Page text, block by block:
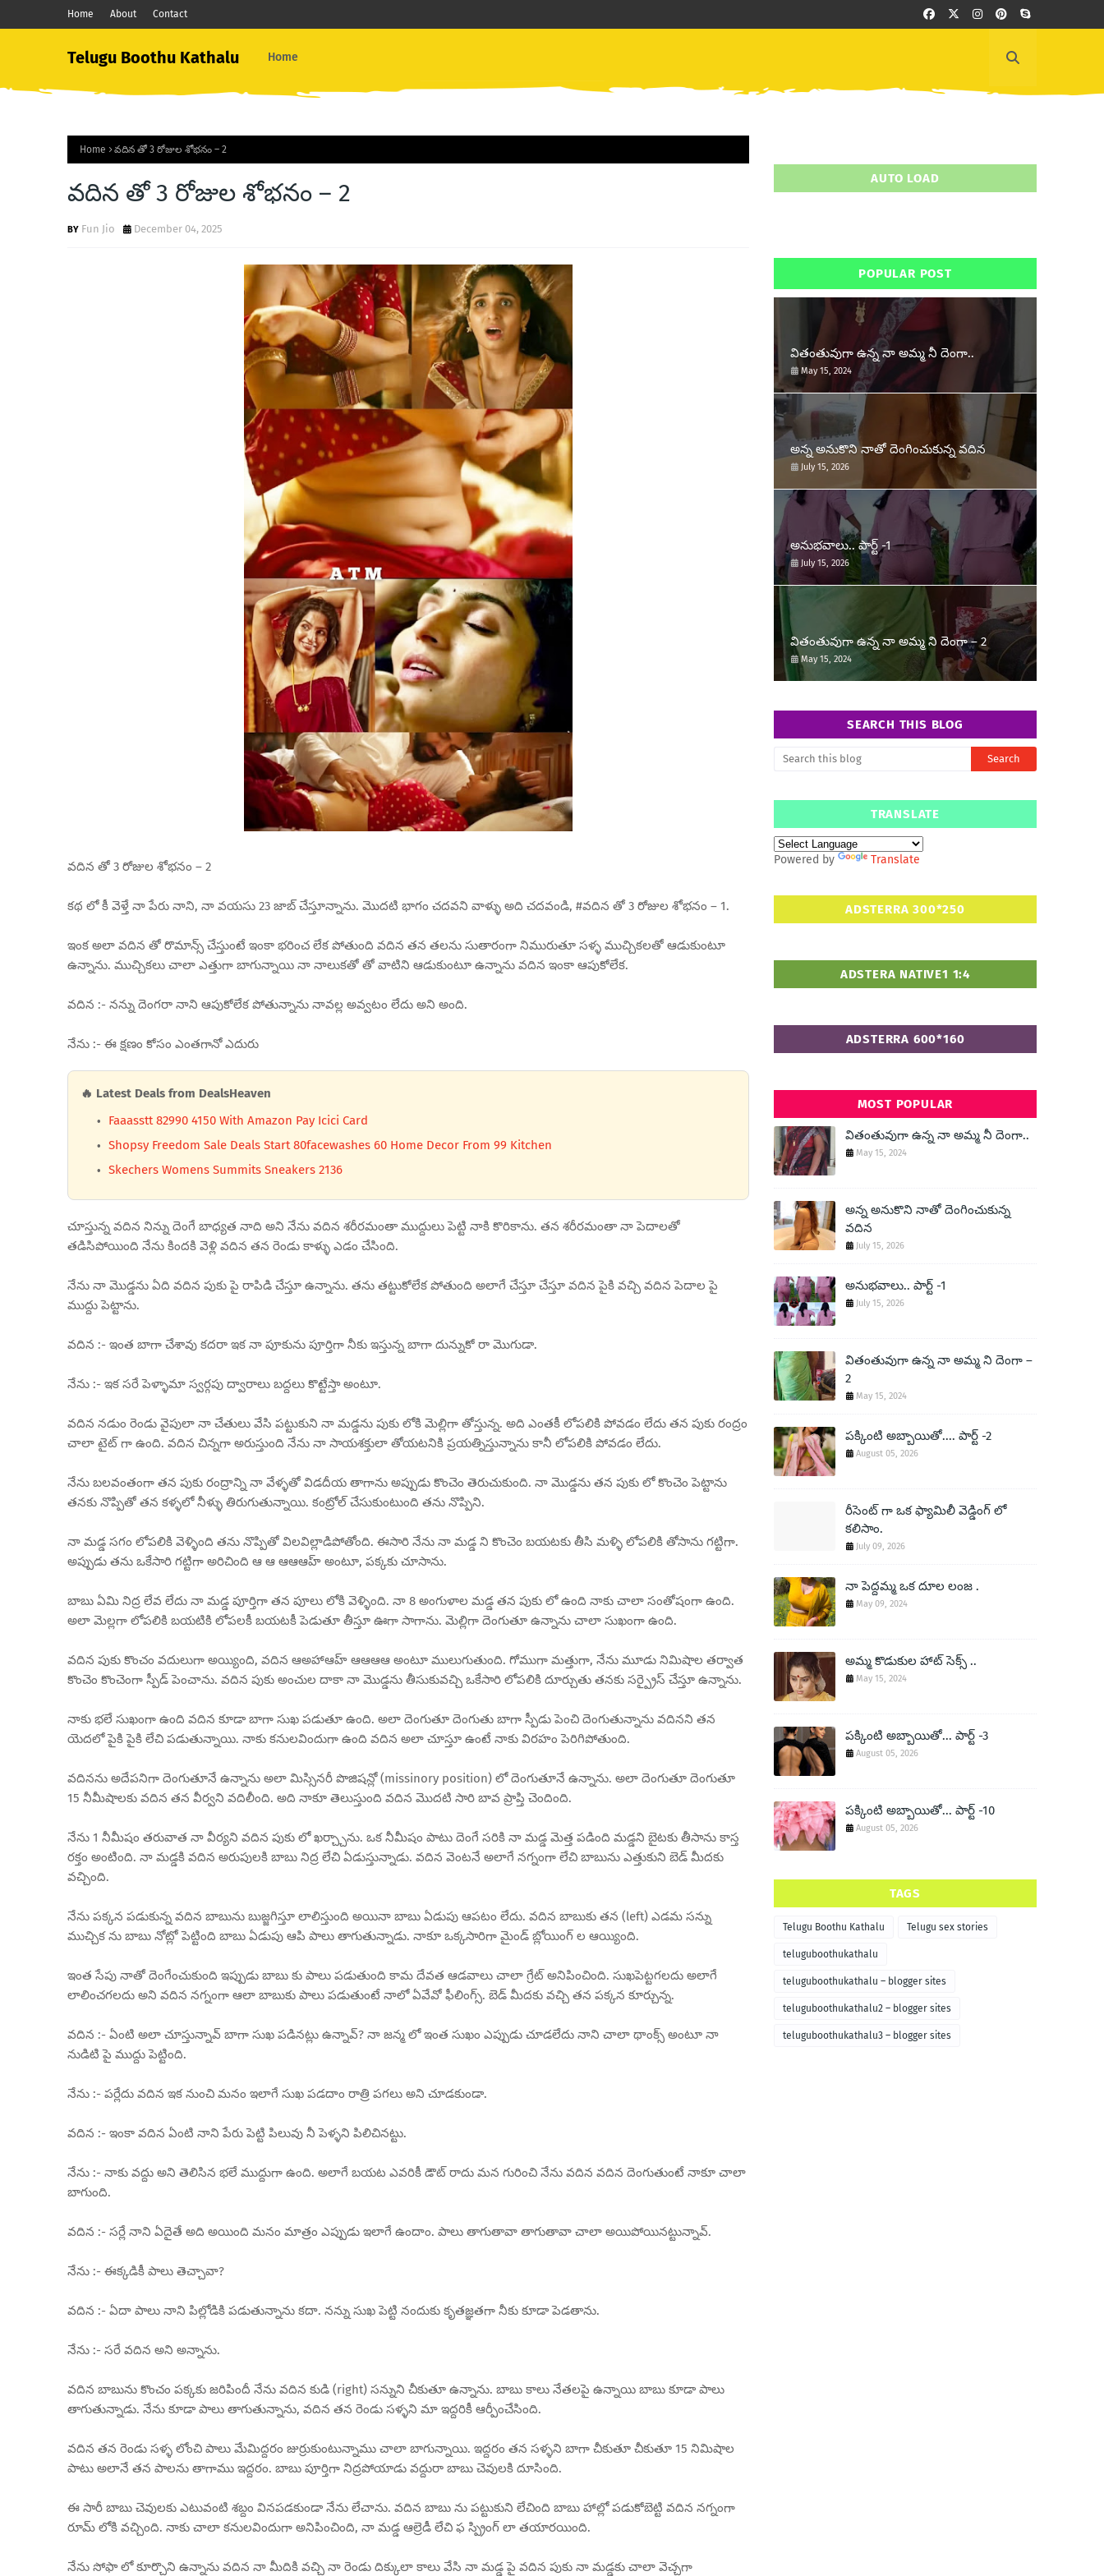
Home About Contact
Telugu Boothu Kathalu Home
Home వదిన తో 3 రోజుల శోభనం – 2
వదిన తో 3 రోజుల శోభనం – 2
Fun Jio December 04, 2025
వదిన తో 3 రోజుల శోభనం – 2
కథ లో కీ వెళ్తే నా పేరు నాని, నా వయసు 23 జాబ్ చేస్తూన్నాను. మొదటి భాగం చదవని వాళ్ళు అది చదవండి, #వదిన తో 3 రోజుల శోభనం – 1.
ఇంక అలా వదిన తో రొమాన్స్ చేస్తుంటే ఇంకా భరించ లేక పోతుంది వదిన తన తలను సుతారంగా నిమురుతూ సళ్ళ ముచ్చికలతో ఆడుకుంటూ
ఉన్నాను. ముచ్చికలు చాలా ఎత్తుగా బాగున్నాయి నా నాలుకతో తో వాటిని ఆడుకుంటూ ఉన్నాను వదిన ఇంకా ఆపుకోలేక.
వదిన :- నన్ను దెంగరా నాని ఆపుకోలేక పోతున్నాను నావల్ల అవ్వటం లేదు అని అంది.
నేను :- ఈ క్షణం కోసం ఎంతగానో ఎదురు
🔥 Latest Deals from DealsHeaven
Faaasstt 82990 4150 With Amazon Pay Icici Card
Shopsy Freedom Sale Deals Start 80facewashes 60 Home Decor From 99 Kitchen
Skechers Womens Summits Sneakers 2136
చూస్తున్న వదిన నిన్ను దెంగే బాధ్యత నాది అని నేను వదిన శరీరమంతా ముద్దులు పెట్టి నాకి కొరికాను. తన శరీరమంతా నా పెదాలతో
తడిసిపోయింది నేను కిందకి వెళ్లి వదిన తన రెండు కాళ్ళు ఎడం చేసింది.
నేను నా మొడ్డను ఏది వదిన పుకు పై రాపిడి చేస్తూ ఉన్నాను. తను తట్టుకోలేక పోతుంది అలాగే చేస్తూ చేస్తూ వదిన పైకి వచ్చి వదిన పెదాల పై
ముద్దు పెట్టాను.
వదిన :- ఇంత బాగా చేశావు కదరా ఇక నా పూకును పూర్తిగా నీకు ఇస్తున్న బాగా దున్నుకో రా మొగుడా.
నేను :- ఇక సరే పెళ్ళామా స్వర్గపు ద్వారాలు బద్దలు కొట్టేస్తా అంటూ.
వదిన నడుం రెండు వైపులా నా చేతులు వేసి పట్టుకుని నా మడ్డను పుకు లోకి మెల్లిగా తోస్తున్న. అది ఎంతకీ లోపలికి పోవడం లేదు తన పుకు రంద్రం
చాలా టైట్ గా ఉంది. వదిన చిన్నగా అరుస్తుంది నేను నా సాయశక్తులా తోయటనికి ప్రయత్నిస్తున్నాను కానీ లోపలికి పోవడం లేదు.
నేను బలవంతంగా తన పుకు రంద్రాన్ని నా వేళ్ళతో విడదీయ తాగాను అప్పుడు కొంచెం తెరుచుకుంది. నా మొడ్డను తన పుకు లో కొంచెం పెట్టాను
తనకు నొప్పితో తన కళ్ళలో నీళ్ళు తిరుగుతున్నాయి. కంట్రోల్ చేసుకుంటుంది తను నొప్పిని.
నా మడ్డ సగం లోపలికి వెళ్ళింది తను నొప్పితో విలవిల్లాడిపోతోంది. ఈసారి నేను నా మడ్డ ని కొంచెం బయటకు తీసి మళ్ళి లోపలికి తోసాను గట్టిగా.
అప్పుడు తను ఒకేసారి గట్టిగా అరిచింది ఆ ఆ ఆఆఆహ్ అంటూ, పక్కకు చూసాను.
బాబు ఏమి నిద్ర లేవ లేదు నా మడ్డ పూర్తిగా తన పూలు లోకి వెళ్ళింది. నా 8 అంగుళాల మడ్డ తన పుకు లో ఉంది నాకు చాలా సంతోషంగా ఉంది.
అలా మెల్లగా లోపలికి బయటికి లోపలకీ బయటకీ పెడుతూ తీస్తూ ఊగా సాగాను. మెల్లిగా దెంగుతూ ఉన్నాను చాలా సుఖంగా ఉంది.
వదిన పుకు కొంచం వదులుగా అయ్యింది, వదిన ఆఅహాఆహ్ ఆఆఆఆ అంటూ ములుగుతుంది. గోముగా మత్తుగా, నేను మూడు నిమిషాల తర్వాత
కొంచెం కొంచెంగా స్పీడ్ పెంచాను. వదిన పుకు అంచుల దాకా నా మొడ్డను తీసుకువచ్చి ఒకేసారి లోపలికి దూర్చుతు తనకు సర్ప్రైస్ చేస్తూ ఉన్నాను.
నాకు భలే సుఖంగా ఉంది వదిన కూడా బాగా సుఖ పడుతూ ఉంది. అలా దెంగుతూ దెంగుతు బాగా స్పీడు పెంచి దెంగుతున్నాను వదినని తన
యెదలో పైకి పైకి లేచి పడుతున్నాయి. నాకు కనులవిందుగా ఉంది వదిన అలా చూస్తూ ఉంటే నాకు విరహం పెరిగిపోతుంది.
వదినను అదేపనిగా దెంగుతూనే ఉన్నాను అలా మిస్సినరీ పొజిషన్లో (missinory position) లో దెంగుతూనే ఉన్నాను. అలా దెంగుతూ దెంగుతూ
15 నీమీషాలకు వదిన తన వీర్వని వదిలీంది. అది నాకూ తెలుస్తుంది వదిన మొదటి సారి బావ ప్రాప్తి చెందింది.
నేను 1 నీమీషం తరువాత నా వీర్యని వదిన పుకు లో ఖర్చ్చాను. ఒక నీమీషం పాటు దెంగే సరికి నా మడ్డ మెత్త పడింది మడ్డని బైటకు తీసాను కాస్త
రక్తం అంటింది. నా మడ్డకి వదిన అరుపులకి బాబు నిద్ర లేచి ఏడుస్తున్నాడు. వదిన వెంటనే అలాగే నగ్నంగా లేచి బాబును ఎత్తుకుని బెడ్ మీదకు
వచ్చింది.
నేను పక్కన పడుకున్న వదిన బాబును బుజ్జగిస్తూ లాలిస్తుంది అయినా బాబు ఏడుపు ఆపటం లేదు. వదిన బాబుకు తన (left) ఎడమ సన్ను
ముచ్చిక ను బాబు నోట్లో పెట్టింది బాబు ఏడుపు ఆపి పాలు తాగుతున్నాడు. నాకూ ఒక్కసారిగా మైండ్ బ్లోయింగ్ ల ఆయ్యింది.
ఇంత సేపు నాతో దెంగేంచుకుంది ఇప్పుడు బాబు కు పాలు పడుతుంది కామ దేవత ఆడవాలు చాలా గ్రేట్ అనిపించింది. సుఖపెట్టగలదు అలాగే
లాలించగలదు అని వదిన నగ్నంగా ఆలా బాబుకు పాలు పడుతుంటే నాలో ఏవేవో ఫీలింగ్స్. బెడ్ మీదకు వచ్చి తన పక్కన కూర్చున్న.
వదిన :- ఏంటి అలా చూస్తున్నావ్ బాగా సుఖ పడినట్లు ఉన్నావ్? నా జన్మ లో ఇంత సుఖం ఎప్పుడు చూడలేదు నాని చాలా థాంక్స్ అంటూ నా
నుడిటి పై ముద్దు పెట్టింది.
నేను :- పర్లేదు వదిన ఇక నుంచి మనం ఇలాగే సుఖ పడదాం రాత్రి పగలు అని చూడకుండా.
వదిన :- ఇంకా వదిన ఏంటి నాని పేరు పెట్టి పిలువు నీ పెళ్ళని పిలిచినట్టు.
నేను :- నాకు వద్దు అని తెలిసిన భలే ముద్దుగా ఉంది. అలాగే బయట ఎవరికీ డౌట్ రాదు మన గురించి నేను వదిన వదిన దెంగుతుంటే నాకూ చాలా
బాగుంది.
వదిన :- సర్లే నాని ఏదైతే అది అయింది మనం మాత్రం ఎప్పుడు ఇలాగే ఉందాం. పాలు తాగుతావా తాగుతావా చాలా అయిపోయినట్టున్నావ్.
నేను :- ఈక్కడికీ పాలు తెచ్చావా?
వదిన :- ఏదా పాలు నాని పిల్లోడికి పడుతున్నాను కదా. నన్ను సుఖ పెట్టి నందుకు కృతజ్ఞతగా నీకు కూడా పెడతాను.
నేను :- సరే వదిన అని అన్నాను.
వదిన బాబును కొంచం పక్కకు జరిపిందీ నేను వదిన కుడి (right) సన్నుని చీకుతూ ఉన్నాను. బాబు కాలు నేతలపై ఉన్నాయి బాబు కూడా పాలు
తాగుతున్నాడు. నేను కూడా పాలు తాగుతున్నాను, వదిన తన రెండు సళ్ళని మా ఇద్దరికీ ఆర్పీంచేసింది.
వదిన తన రెండు సళ్ళ లోంచి పాలు మేమిద్దరం జుర్రుకుంటున్నాము చాలా బాగున్నాయి. ఇద్దరం తన సళ్ళని బాగా చీకుతూ చీకుతూ 15 నిమిషాల
పాటు అలానే తన పాలను తాగాము ఇద్దరం. బాబు పూర్తిగా నిద్రపోయాడు వద్దురా బాబు చెవులకి దూసింది.
ఈ సారీ బాబు చెవులకు ఎటువంటి శబ్దం వినపడకుండా నేను లేచాను. వదిన బాబు ను పట్టుకుని లేచింది బాబు హాల్లో పడుకోబెట్టి వదిన నగ్నంగా
రూమ్ లోకి వచ్చింది. నాకు చాలా కనులవిందుగా అనిపించింది, నా మడ్డ ఆల్రెడీ లేచి ఫ స్ప్రింగ్ లా తయారయింది.
నేను సోఫా లో కూర్చొని ఉన్నాను వదిన నా మీదికి వచ్చి నా రెండు దిక్కులా కాలు వేసి నా మడ్డ పై వదిన పుకు నా మడ్డకు చాలా వెచ్చగా
AUTO LOAD
POPULAR POST
వితంతువుగా ఉన్న నా అమ్మ నీ దెంగా..
May 15, 2024
అన్న అనుకొని నాతో దెంగించుకున్న వదిన
July 15, 2026
అనుభవాలు.. పార్ట్ -1
July 15, 2026
వితంతువుగా ఉన్న నా అమ్మ ని దెంగా – 2
May 15, 2024
SEARCH THIS BLOG
TRANSLATE
Powered by Translate
ADSTERRA 300*250
ADSTERA NATIVE1 1:4
ADSTERRA 600*160
MOST POPULAR
వితంతువుగా ఉన్న నా అమ్మ నీ దెంగా..
May 15, 2024
అన్న అనుకొని నాతో దెంగించుకున్న
వదిన
July 15, 2026
అనుభవాలు.. పార్ట్ -1
July 15, 2026
వితంతువుగా ఉన్న నా అమ్మ ని దెంగా –
2
May 15, 2024
పక్కింటి అబ్బాయితో.... పార్ట్ -2
August 05, 2026
రీసెంట్ గా ఒక ఫ్యామిలీ వెడ్డింగ్ లో
కలిసాం.
July 09, 2026
నా పెద్దమ్మ ఒక దూల లంజ .
May 09, 2024
అమ్మ కొడుకుల హాట్ సెక్స్ ..
May 15, 2024
పక్కింటి అబ్బాయితో... పార్ట్ -3
August 05, 2026
పక్కింటి అబ్బాయితో... పార్ట్ -10
August 05, 2026
TAGS
Telugu Boothu Kathalu Telugu sex stories
teluguboothukathalu
teluguboothukathalu – blogger sites
teluguboothukathalu2 – blogger sites
teluguboothukathalu3 – blogger sites